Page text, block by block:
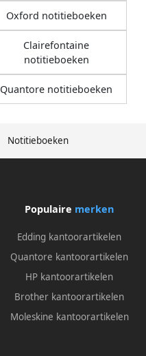
Notitieboeken
Oxford notitieboeken
Clairefontaine
notitieboeken
Quantore notitieboeken
Populaire merken
Edding kantoorartikelen
Quantore kantoorartikelen
HP kantoorartikelen
Brother kantoorartikelen
Moleskine kantoorartikelen